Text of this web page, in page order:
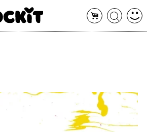
ARTISTI